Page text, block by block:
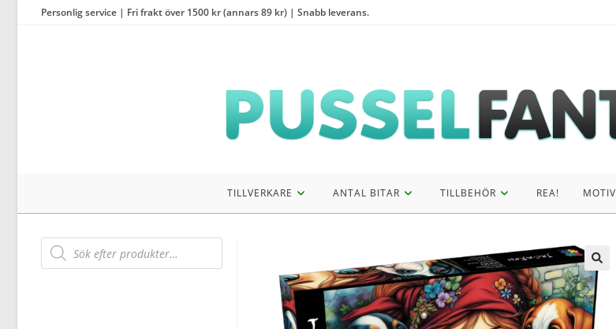
Personlig service | Fri frakt över 1500 kr (annars 89 kr) | Snabb leverans.
TILLVERKARE ANTAL BITAR TILLBEHÖR REA! MOTIV
Products
search